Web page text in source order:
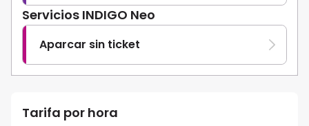
Servicios INDIGO Neo
Aparcar sin ticket
Tarifa por hora